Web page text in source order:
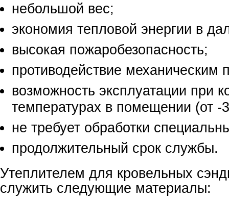
небольшой вес;
экономия тепловой энергии в
высокая пожаробезопасность;
противодействие механическим
возможность эксплуатации при
температурах в помещении (от -
не требует обработки
продолжительный срок службы.
Утеплителем для кровельных
служить следующие материалы: